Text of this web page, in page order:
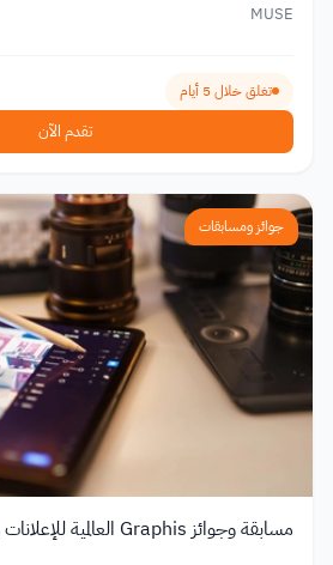
MUSE
تغلق خلال 5 أيام
تقدم الآن
جوائز ومسابقات
مسابقة وجوائز Graphis العالمية للإعلانات والتصميم الإبداعي